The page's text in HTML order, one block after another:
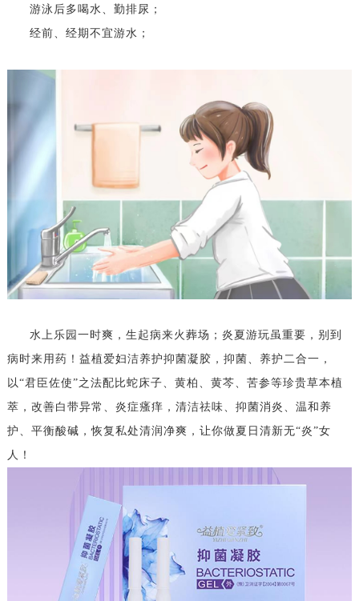
游泳后多喝水、勤排尿；
经前、经期不宜游水；
水上乐园一时爽，生起病来火葬场；炎夏游玩虽重要，别到
病时来用药！益植爱妇洁养护抑菌凝胶，抑菌、养护二合一，
以“君臣佐使”之法配比蛇床子、黄柏、黄芩、苦参等珍贵草本植
萃，改善白带异常、炎症瘙痒，清洁祛味、抑菌消炎、温和养
护、平衡酸碱，恢复私处清润净爽，让你做夏日清新无“炎”女
人！